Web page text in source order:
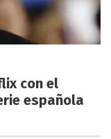
con el
española